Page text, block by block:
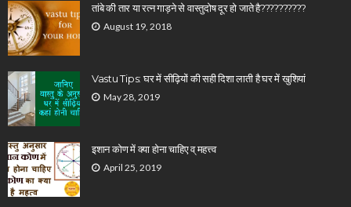
तांबे की तार या रत्न गाड़ने से वास्तुदोष दूर हो जाते है??????????
August 19, 2018
Vastu Tips: घर में सीढ़ियों की सही दिशा लाती है घर में खुशियां
May 28, 2019
इशान कोण में क्या होना चाहिए व् महत्त्व
April 25, 2019